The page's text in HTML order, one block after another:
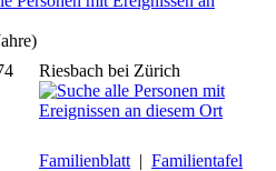
Riesbach bei Zürich
Familienblatt | Familientafel